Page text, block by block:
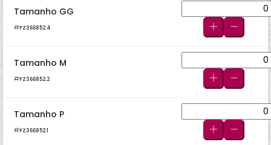
Tamanho GG
FZ366852.4
Tamanho M
FZ366852.2
Tamanho P
FZ366852.1